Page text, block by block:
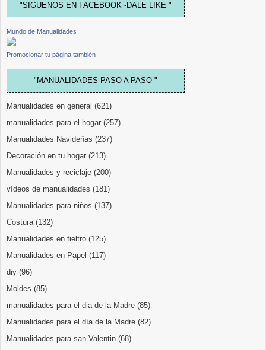
"SIGUENOS EN FACEBOOK -DALE LIKE "
Mundo de Manualidades
Promocionar tu página también
"MANUALIDADES PASO A PASO "
Manualidades en general (621)
manualidades para el hogar (257)
Manualidades Navideñas (237)
Decoración en tu hogar (213)
Manualidades y reciclaje (200)
vídeos de manualidades (181)
Manualidades para niños (137)
Costura (132)
Manualidades en fieltro (125)
Manualidades en Papel (117)
diy (96)
Moldes (85)
manualidades para el dia de la Madre (85)
Manualidades para el día de la Madre (82)
Manualidades para san Valentin (68)